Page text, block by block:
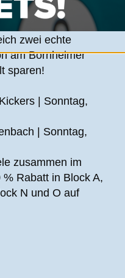
PREIS!
zwei echte
am Bornheimer
sparen!
| Sonntag,
| Sonntag,
zusammen im
Rabatt in Block A,
N und O auf